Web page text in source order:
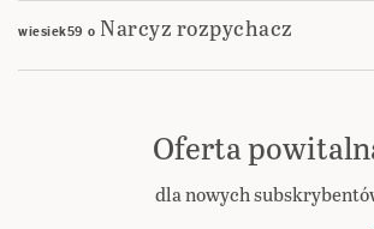
wiesiek59 o Narcyz rozpychacz
Oferta
dla nowych